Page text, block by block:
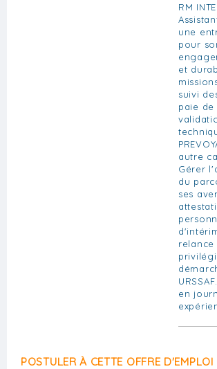
RM
une
pour
et
suivi
paie
autre
Gérer
du
ses
relance
en
POSTULER À CETTE OFFRE D'EMPLOI